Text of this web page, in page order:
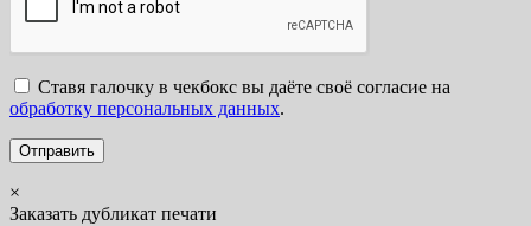
Ставя галочку в чекбокс вы даёте своё согласие на
обработку персональных данных.
×
Заказать дубликат печати